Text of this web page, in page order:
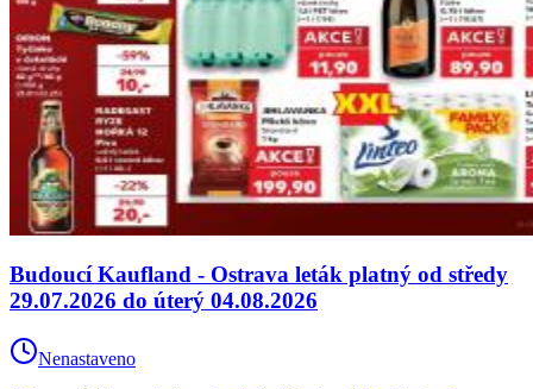
Budoucí Kaufland - Ostrava leták platný od středy
29.07.2026 do úterý 04.08.2026
Nenastaveno